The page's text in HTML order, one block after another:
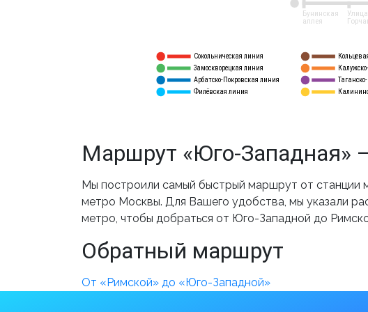
Сокольническая линия
Замоскворецкая линия
Арбатско-Покровская линия
Филёвская линия
Улица
Бунинская
аллея
Маршрут «Юго-Западная»
Мы построили самый быстрый маршрут от станции
метро Москвы. Для Вашего удобства, мы указали
метро, чтобы добраться от Юго-Западной до
Обратный маршрут
От «Римской» до «Юго-Западной»